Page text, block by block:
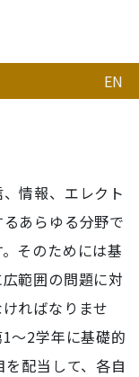
EN
情報、エレクト
あらゆる分野で
そのためには基
範囲の問題に対
ればなりませ
～2学年に基礎的
配当して、各自